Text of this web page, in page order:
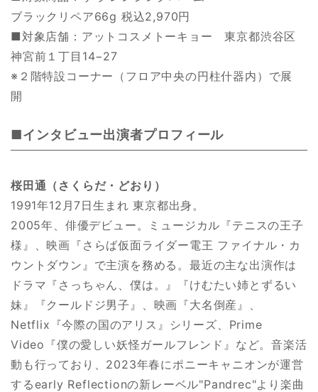
ブラックリペア66g 税込2,970円
■対象店舗：アットコスメトーキョー 東京都渋谷区
神宮前１丁目14−27
※２階特設コーナー（フロア中央の円柱什器内）で展
開
■インタビュー出演者プロフィール
桜田通（さくらだ・どおり）
1991年12月7日生まれ 東京都出身。
2005年、俳優デビュー。ミュージカル『テニスの王子
様』、映画『さらば仮面ライダー電王 ファイナル・カ
ウントダウン』で主演を務める。最近の主な出演作は
ドラマ『さっちゃん、僕は。』『けむたい姉とずるい
妹』『クールドジ男子』、映画『大名倒産』、
Netflix『今際の国のアリス』シリーズ、Prime
Video『僕の愛しい妖怪ガールフレンド』など。音楽活
動も行っており、2023年春にポニーキャニオンが運営
するearly Reflectionの新レーベル"Pandrec"より楽曲